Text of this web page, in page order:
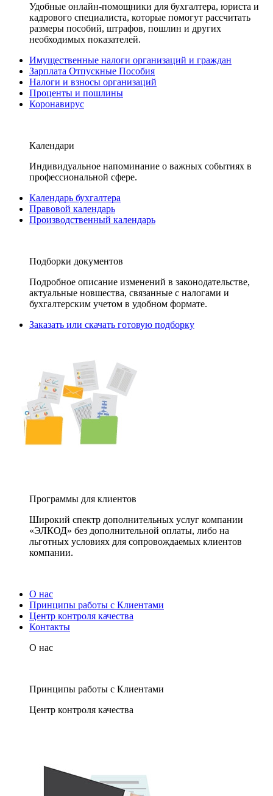
Удобные онлайн-помощники для бухгалтера, юриста и
кадрового специалиста, которые помогут рассчитать
размеры пособий, штрафов, пошлин и других
необходимых показателей.
Имущественные налоги организаций и граждан
Зарплата Отпускные Пособия
Налоги и взносы организаций
Проценты и пошлины
Коронавирус
Календари
Индивидуальное напоминание о важных событиях в
профессиональной сфере.
Календарь бухгалтера
Правовой календарь
Производственный календарь
Подборки документов
Подробное описание изменений в законодательстве,
актуальные новшества, связанные с налогами и
бухгалтерским учетом в удобном формате.
Заказать или скачать готовую подборку
Программы для клиентов
Широкий спектр дополнительных услуг компании
«ЭЛКОД» без дополнительной оплаты, либо на
льготных условиях для сопровождаемых клиентов
компании.
О нас
Принципы работы с Клиентами
Центр контроля качества
Контакты
О нас
Принципы работы с Клиентами
Центр контроля качества